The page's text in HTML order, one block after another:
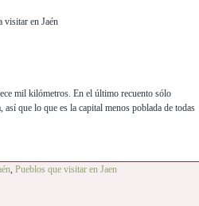
mil kilómetros. En el último recuento sólo
así que lo que es la capital menos poblada de todas
, Pueblos que visitar en Jaen